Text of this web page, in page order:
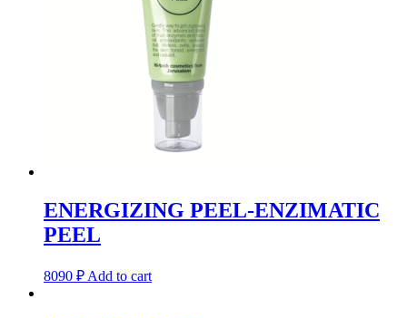
ENERGIZING PEEL-ENZIMATIC
PEEL
8090 ₽ Add to cart